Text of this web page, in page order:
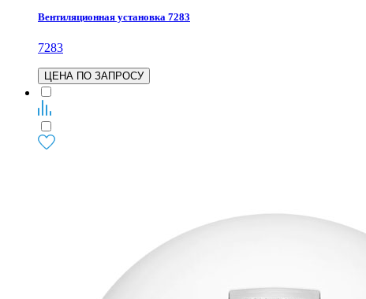
Вентиляционная установка 7283
7283
ЦЕНА ПО ЗАПРОСУ